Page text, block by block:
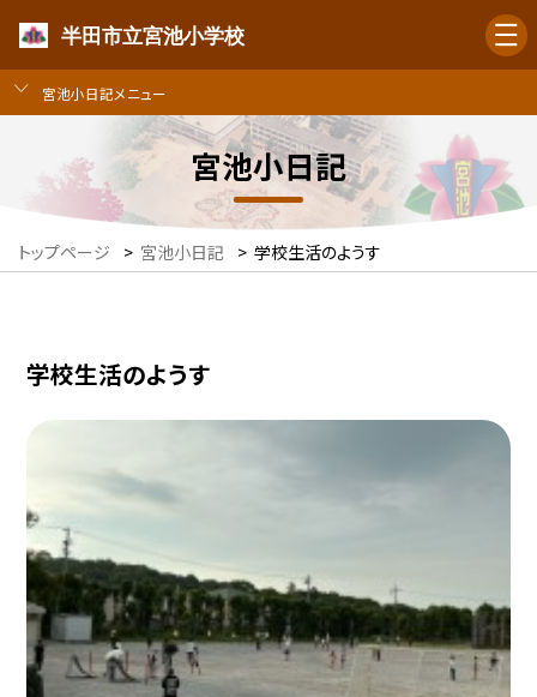
半田市立宮池小学校
宮池小日記メニュー
宮池小日記
トップページ > 宮池小日記 > 学校生活のようす
学校生活のようす